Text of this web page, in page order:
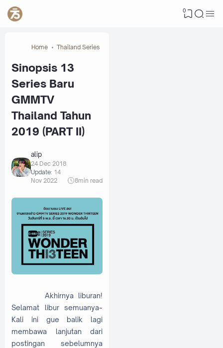
0
Home Thailand Series
Sinopsis 13
Series Baru
GMMTV
Thailand Tahun
2019 (PART II)
alip
24 Dec 2018
Update: 14
Nov 2022
8min read
Akhirnya liburan!
Selamat libur semuanya~
Kali ini gue balik lagi
membawa lanjutan dari
postingan sebelumnya